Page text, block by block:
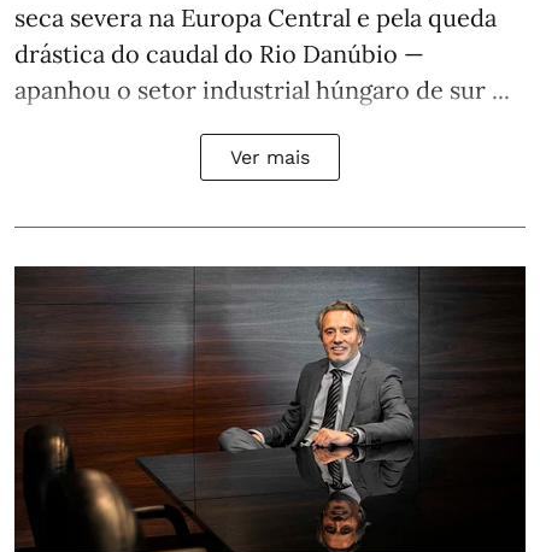
seca severa na Europa Central e pela queda
drástica do caudal do Rio Danúbio —
apanhou o setor industrial húngaro de sur ...
Ver mais